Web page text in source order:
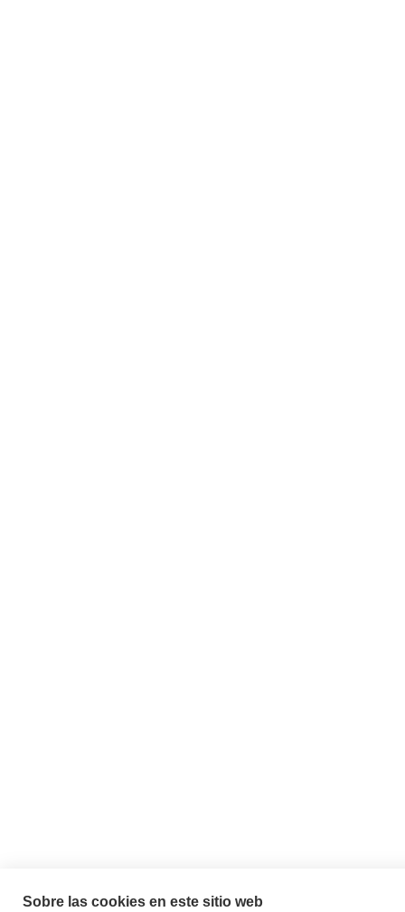
Sobre las cookies en este sitio web